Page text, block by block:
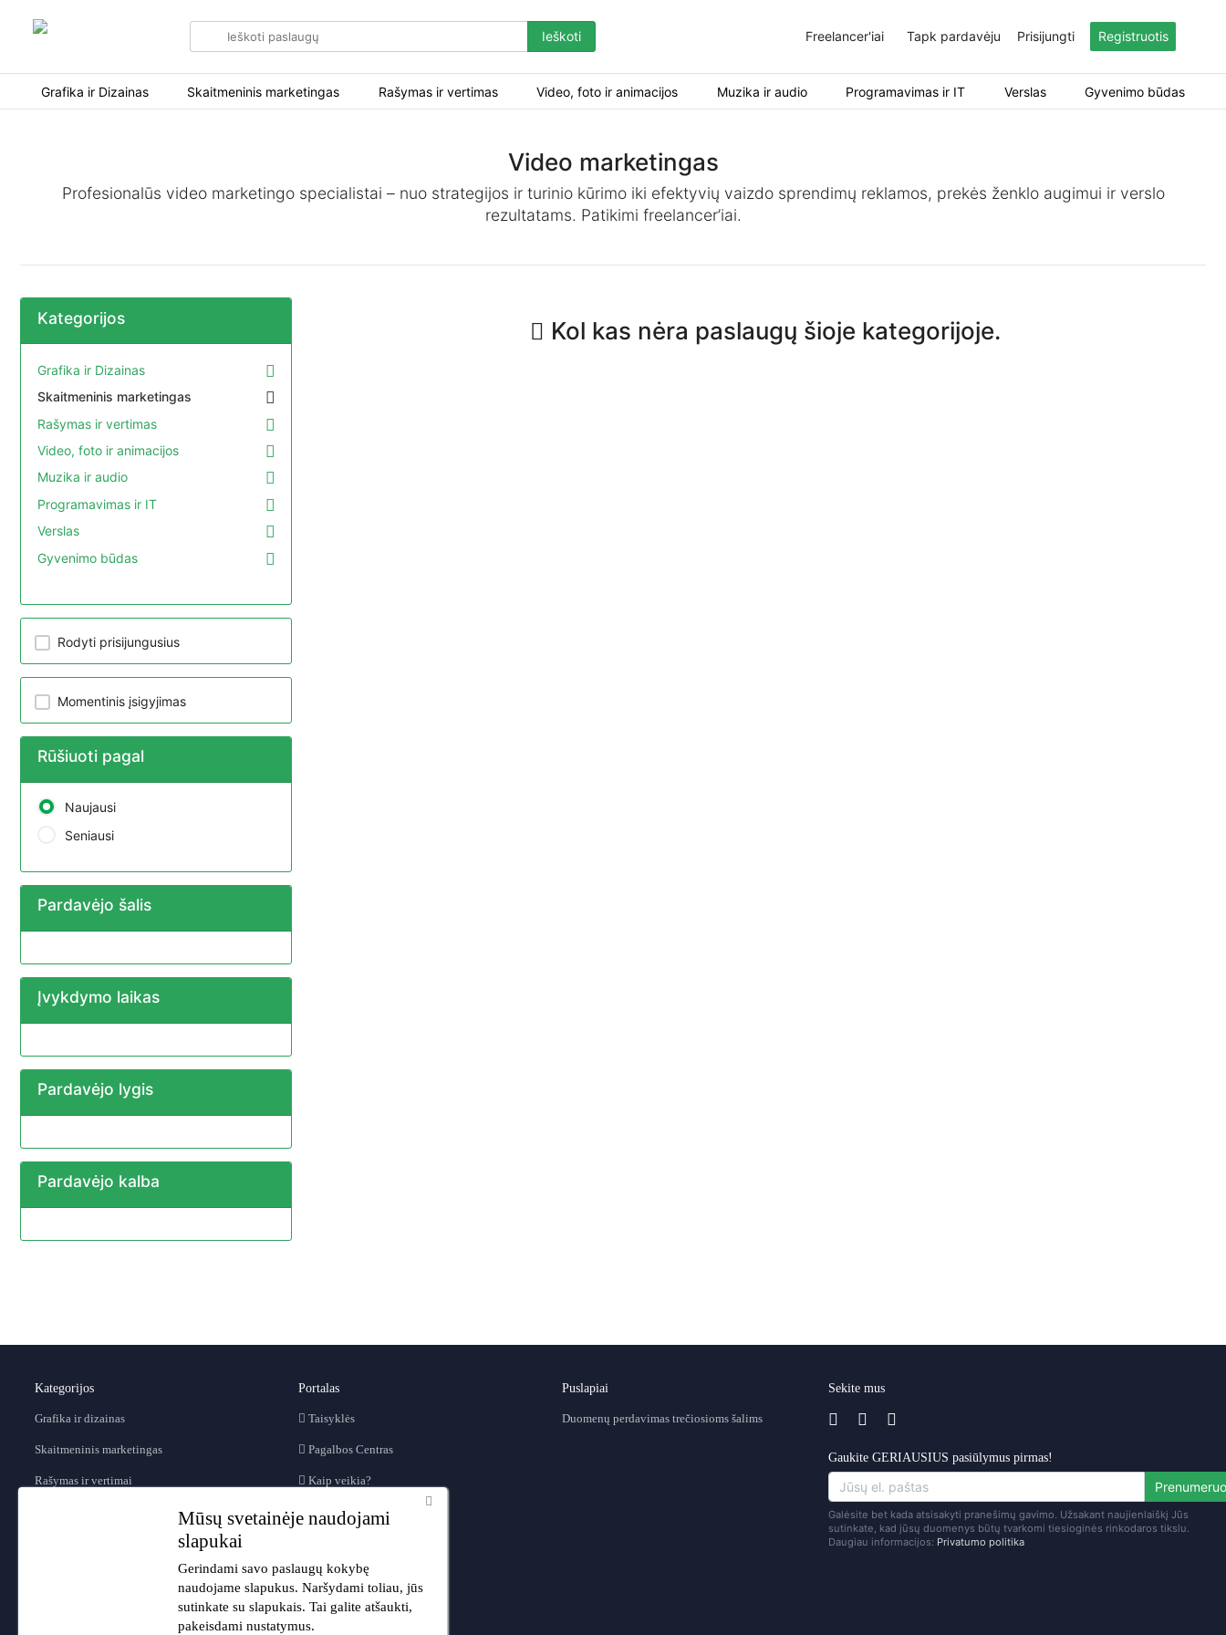
Search
Ieškoti Freelancer'iai Tapk pardavėju Prisijungti Registruotis
Grafika ir Dizainas Skaitmeninis marketingas Rašymas ir vertimas Video, foto ir animacijos Muzika ir audio Programavimas ir IT Verslas Gyvenimo būdas
Video marketingas
Profesionalūs video marketingo specialistai – nuo strategijos ir turinio kūrimo iki efektyvių vaizdo sprendimų reklamos, prekės ženklo augimui ir verslo
rezultatams. Patikimi freelancer’iai.
Kategorijos
Grafika ir Dizainas
Skaitmeninis marketingas
Rašymas ir vertimas
Video, foto ir animacijos
Muzika ir audio
Programavimas ir IT
Verslas
Gyvenimo būdas
Rodyti prisijungusius
Momentinis įsigyjimas
Rūšiuoti pagal
Naujausi
Seniausi
Pardavėjo šalis
Įvykdymo laikas
Pardavėjo lygis
Pardavėjo kalba
Kol kas nėra paslaugų šioje kategorijoje.
Kategorijos
Grafika ir dizainas
Skaitmeninis marketingas
Rašymas ir vertimai
Portalas
Taisyklės
Pagalbos Centras
Kaip veikia?
D.U.K.
Forumas
Apie mus
Puslapiai
Duomenų perdavimas trečiosioms šalims
Sekite mus
Gaukite GERIAUSIUS pasiūlymus pirmas!
Galėsite bet kada atsisakyti pranešimų gavimo. Užsakant naujienlaiškį Jūs
sutinkate, kad jūsų duomenys būtų tvarkomi tiesioginės rinkodaros tikslu.
Daugiau informacijos: Privatumo politika
Mūsų svetainėje naudojami
slapukai
Gerindami savo paslaugų kokybę
naudojame slapukus. Naršydami toliau, jūs
sutinkate su slapukais. Tai galite atšaukti,
pakeisdami nustatymus.